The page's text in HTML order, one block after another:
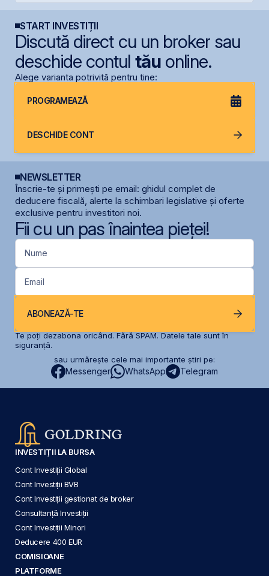
START INVESTIȚII
Discută direct cu un broker sau
deschide contul tăuonline.
Alege varianta potrivită pentru tine:
PROGRAMEAZĂ
DESCHIDE CONT
NEWSLETTER
Înscrie-te și primești pe email: ghidul complet de
deducere fiscală, alerte la schimbari legislative și oferte
exclusive pentru investitori noi.
Fii cu un pas înaintea pieței!
Nume
Email
ABONEAZĂ-TE
Te poți dezabona oricând. Fără SPAM. Datele tale sunt în
siguranță.
sau urmărește cele mai importante știri pe:
Messenger WhatsApp Telegram
INVESTIȚII LA BURSA
Cont Investiții Global
Cont Investiții BVB
Cont Investiții gestionat de broker
Consultanță Investiții
Cont Investiții Minori
Deducere 400 EUR
COMISIOANE
PLATFORME